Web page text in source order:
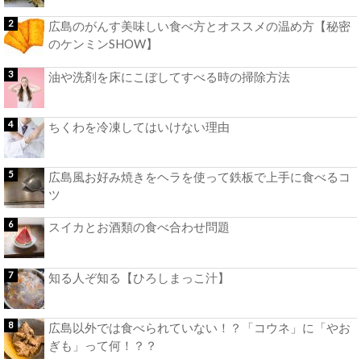
広島のがんす美味しい食べ方とオススメの温め方【秘密
のケンミンSHOW】
油や洗剤を床にこぼしてすべる時の掃除方法
ちくわを冷凍してはいけない理由
広島風お好み焼きをヘラを使って鉄板で上手に食べるコ
ツ
スイカとお酒類の食べ合わせ問題
知る人ぞ知る【ひろしまっこ汁】
広島以外では食べられていない！？「コウネ」に「やお
ぎも」って何！？？